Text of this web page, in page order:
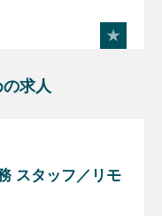
求人
スタッフ／リモ